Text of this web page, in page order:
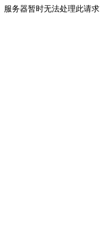
服务器暂时无法处理此请求